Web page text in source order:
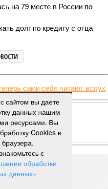
на 79 месте в России по
долг по кредиту с отца
smi2.ru
«ОБЩЕСТВО»
сайтом вы даете
данных нашим
ресурсами. Вы
Cookies в
браузера.
с
обработки
данных»